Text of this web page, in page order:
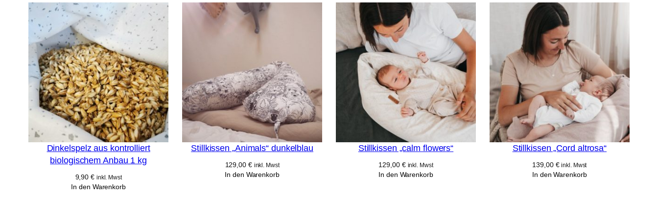
a
ft
e
n
Dinkelspelz aus kontrolliert
biologischem Anbau 1 kg
9,90€ inkl. Mwst
In den Warenkorb
Stillkissen „Animals“ dunkelblau
129,00 € inkl. Mwst
In den Warenkorb
Stillkissen „calm flowers“
129,00 € inkl. Mwst
In den Warenkorb
Stillkissen „Cord altrosa“
139,00 € inkl. Mwst
In den Warenkorb